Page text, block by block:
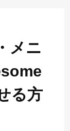
メニ
る方